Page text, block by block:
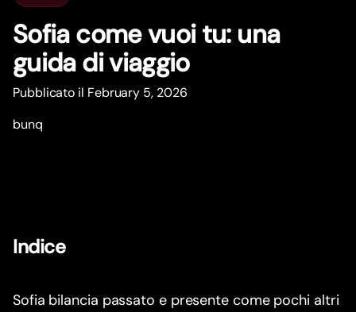
Sofia come vuoi tu: una
guida di viaggio
Pubblicato il February 5, 2026
bunq
Indice
Sofia bilancia passato e presente come pochi altri